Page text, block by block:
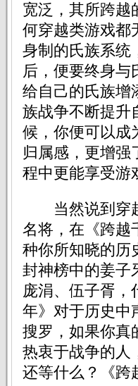
宽泛，其所跨越
何穿越类游戏都
身制的氏族系统
后，便要终身与
给自己的氏族增
族战争不断提升
候，你便可以成
归属感，更增强
程中更能享受游
当然说到穿越
名将，在《跨越
种你所知晓的历
封神榜中的姜子
庞涓、伍子胥，
年》对于历史中
搜罗，如果你真
热衷于战争的人
还等什么？《跨